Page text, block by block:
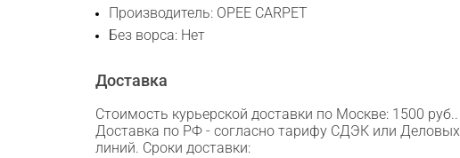
Производитель: OPEE CARPET
Без ворса: Нет
Доставка
Стоимость курьерской доставки по Москве: 1500 руб..
Доставка по РФ - согласно тарифу СДЭК или Деловых
линий. Сроки доставки: